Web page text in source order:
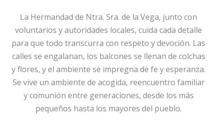
La Hermandad de Ntra. Sra. de la Vega, junto con
voluntarios y autoridades locales, cuida cada detalle
para que todo transcurra con respeto y devoción. Las
calles se engalanan, los balcones se llenan de colchas
y flores, y el ambiente se impregna de fe y esperanza.
Se vive un ambiente de acogida, reencuentro familiar
y comunión entre generaciones, desde los más
pequeños hasta los mayores del pueblo.